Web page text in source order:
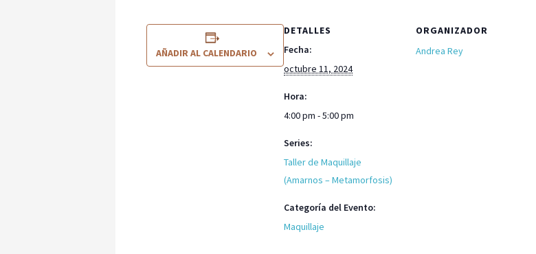
AÑADIR AL CALENDARIO
DETALLES
Fecha:
octubre 11, 2024
Hora:
4:00 pm - 5:00 pm
Series:
Taller de Maquillaje
(Amarnos – Metamorfosis)
Categoría del Evento:
Maquillaje
ORGANIZADOR
Andrea Rey